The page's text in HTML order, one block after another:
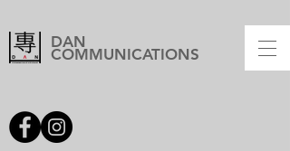
DAN
COMMUNICATIONS